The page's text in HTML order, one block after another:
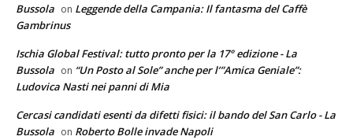
Bussola on Leggende della Campania: Il fantasma del Caffè
Gambrinus
Ischia Global Festival: tutto pronto per la 17° edizione - La
Bussola on “Un Posto al Sole” anche per l’”Amica Geniale”:
Ludovica Nasti nei panni di Mia
Cercasi candidati esenti da difetti fisici: il bando del San Carlo - La
Bussola on Roberto Bolle invade Napoli